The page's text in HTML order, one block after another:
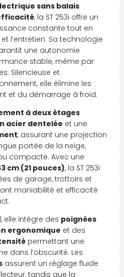
sans balais
, la ST 253i offre un
constante tout en
l’entretien. Sa technologie
une autonomie
stable, même par
Silencieuse et
elle élimine les
et du démarrage à froid.
à deux étages
acier dentelée et une
, assurant une projection
portée de la neige,
compacte. Avec une
cm (21 pouces), la ST 253i
de garage, trottoirs et
maniabilité et efficacité
elle intègre des poignées
ergonomique et des
permettant une
dans l’obscurité. Les
assurent un réglage fluide
tandis que la
BON DEALS
+
mieux qu’une simple
meilleurs deals de
mais pour tout le
accompagne par
courriel. Vous pouvez
négocier, et profiter
humain, rapide,
livraison partout au